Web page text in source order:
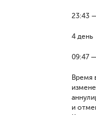
23:43
4 день
09:47
Время
и